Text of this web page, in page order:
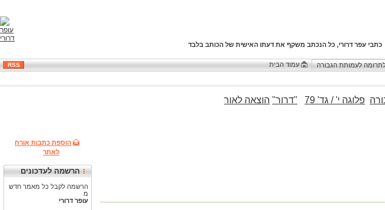
כתבי עפר דרורי, כל הנכתב משקף את דעתו האישית של הכותב בלבד
RSS לעמותת הגבורה עמוד הבית
הוספת כתבות אורח
לאתר
הרשמה לעדכונים
הרשמה לקבל כל מאמר חדש
מ
עופר דרורי
פלוגה י' / גד' 79 "דרור" הוצאה לאור